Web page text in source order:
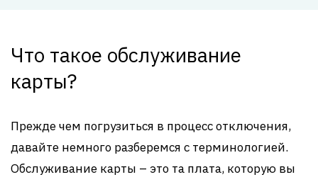
Что такое обслуживание
карты?
Прежде чем погрузиться в процесс отключения,
давайте немного разберемся с терминологией.
Обслуживание карты – это та плата, которую вы